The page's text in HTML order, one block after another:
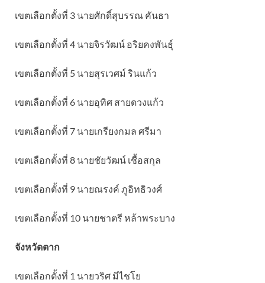
เขตเลือกตั้งที่ 3 นายศักดิ์สุบรรณ คันธา
เขตเลือกตั้งที่ 4 นายจิรวัฒน์ อริยคงพันธุ์
เขตเลือกตั้งที่ 5 นายสุรเวศม์ รินแก้ว
เขตเลือกตั้งที่ 6 นายอุทิศ สายดวงแก้ว
เขตเลือกตั้งที่ 7 นายเกรียงกมล ศรีมา
เขตเลือกตั้งที่ 8 นายชัยวัฒน์ เชื้อสกุล
เขตเลือกตั้งที่ 9 นายณรงค์ ภูอิทธิวงศ์
เขตเลือกตั้งที่ 10 นายชาตรี หล้าพระบาง
จังหวัดตาก
เขตเลือกตั้งที่ 1 นายวริศ มีไชโย